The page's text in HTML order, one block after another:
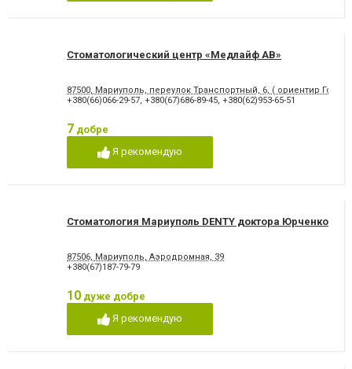
відновлення емалі
Стоматологический центр «Медлайф АВ»
87500, Мариуполь, переулок Транспортный, 6, ( ориентир
+380(66)066-29-57, +380(67)686-89-45, +380(62)953-65-51
7 добре
Я рекомендую
Стоматология Мариуполь DENTY доктора Юрченко
87506, Мариуполь, Аэродромная, 39
+380(67)187-79-79
10 дуже добре
Я рекомендую